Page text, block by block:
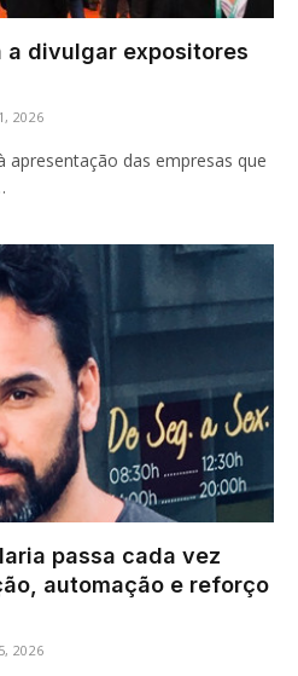
a divulgar expositores
2026
apresentação das empresas que
passa cada vez
automação e reforço
2026